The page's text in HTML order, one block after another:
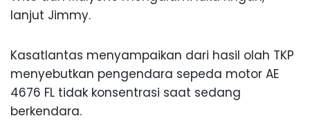
lanjut Jimmy.
Kasatlantas menyampaikan dari hasil olah TKP
menyebutkan pengendara sepeda motor AE
4676 FL tidak konsentrasi saat sedang
berkendara.